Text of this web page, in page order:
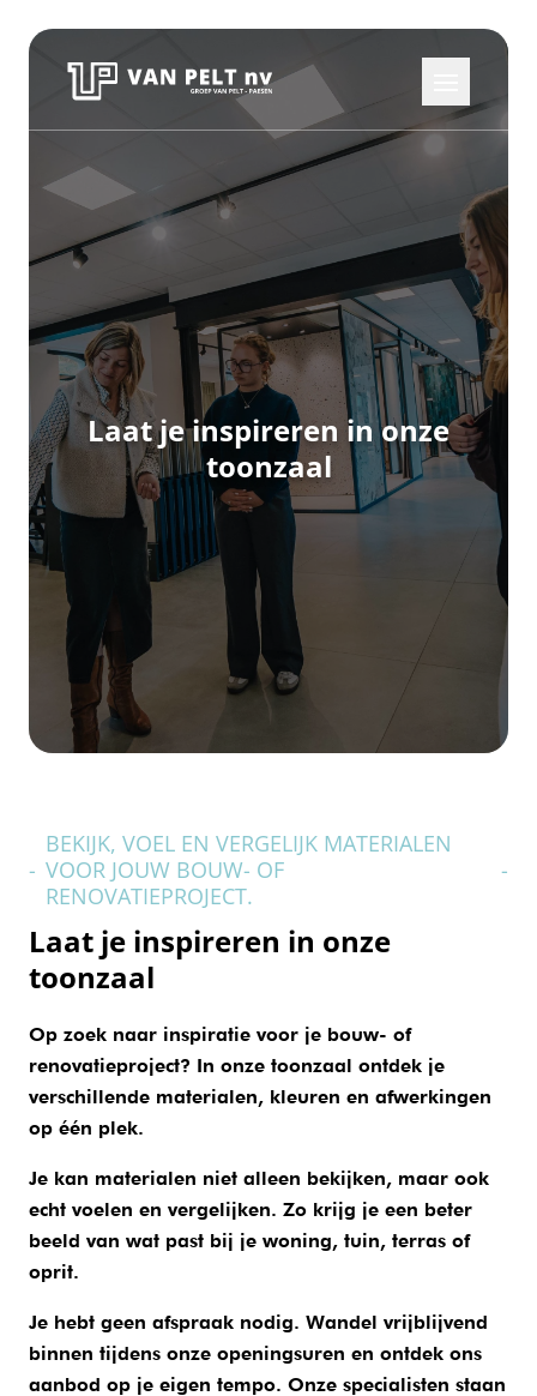
Laat je inspireren in onze
toonzaal
-
BEKIJK, VOEL EN VERGELIJK MATERIALEN
VOOR JOUW BOUW- OF
RENOVATIEPROJECT.
-
Laat je inspireren in onze
toonzaal
Op zoek naar inspiratie voor je bouw- of
renovatieproject? In onze toonzaal ontdek je
verschillende materialen, kleuren en afwerkingen
op één plek.
Je kan materialen niet alleen bekijken, maar ook
echt voelen en vergelijken. Zo krijg je een beter
beeld van wat past bij je woning, tuin, terras of
oprit.
Je hebt geen afspraak nodig. Wandel vrijblijvend
binnen tijdens onze openingsuren en ontdek ons
aanbod op je eigen tempo. Onze specialisten staan